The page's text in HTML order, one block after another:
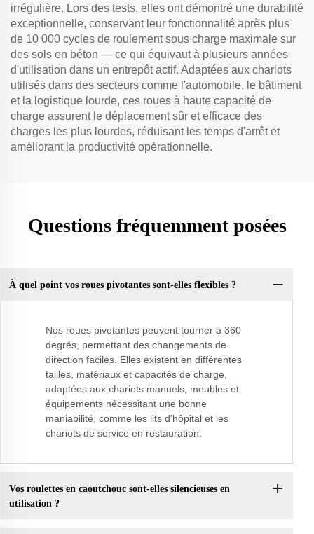
irrégulière. Lors des tests, elles ont démontré une durabilité
exceptionnelle, conservant leur fonctionnalité après plus
de 10 000 cycles de roulement sous charge maximale sur
des sols en béton — ce qui équivaut à plusieurs années
d'utilisation dans un entrepôt actif. Adaptées aux chariots
utilisés dans des secteurs comme l'automobile, le bâtiment
et la logistique lourde, ces roues à haute capacité de
charge assurent le déplacement sûr et efficace des
charges les plus lourdes, réduisant les temps d'arrêt et
améliorant la productivité opérationnelle.
Questions fréquemment posées
À quel point vos roues pivotantes sont-elles flexibles ?
Nos roues pivotantes peuvent tourner à 360
degrés, permettant des changements de
direction faciles. Elles existent en différentes
tailles, matériaux et capacités de charge,
adaptées aux chariots manuels, meubles et
équipements nécessitant une bonne
maniabilité, comme les lits d'hôpital et les
chariots de service en restauration.
Vos roulettes en caoutchouc sont-elles silencieuses en
utilisation ?